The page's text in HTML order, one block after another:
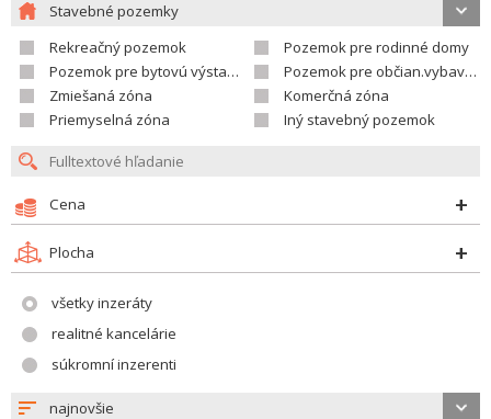
Stavebné pozemky
Rekreačný pozemok
Pozemok pre rodinné domy
Pozemok pre bytovú výstavbu
Pozemok pre občian.vybavenosť
Zmiešaná zóna
Komerčná zóna
Priemyselná zóna
Iný stavebný pozemok
Cena
Plocha
všetky inzeráty
realitné kancelárie
súkromní inzerenti
najnovšie